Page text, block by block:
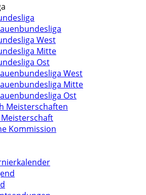
West
Mitte
Ost
West
Mitte
Ost
Meisterschaften
Kommission